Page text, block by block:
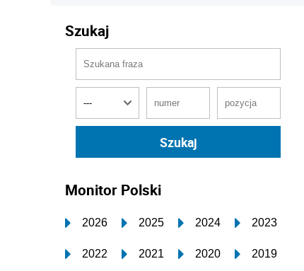
Szukaj
Monitor Polski
2026 2025 2024 2023
2022 2021 2020 2019